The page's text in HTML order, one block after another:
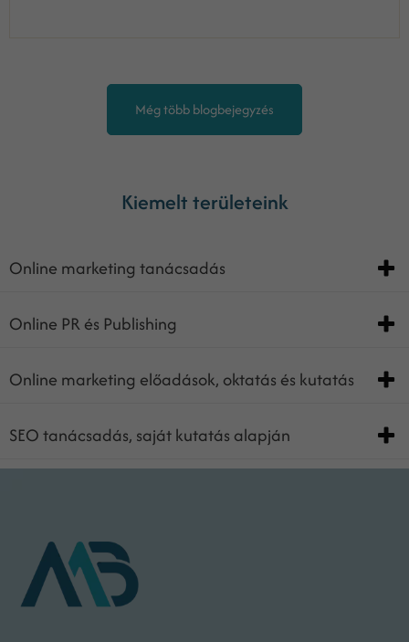
Még több blogbejegyzés
Kiemelt területeink
Online marketing tanácsadás
Online PR és Publishing
Online marketing előadások, oktatás és kutatás
SEO tanácsadás, saját kutatás alapján